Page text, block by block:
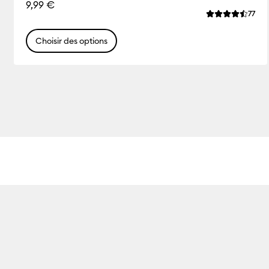
9,99 €
La note
77
Choisir des options